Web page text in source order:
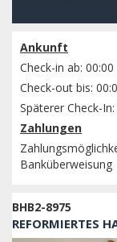
Ankunft
Check-in ab: 00:00
Check-out bis:
Späterer Check-In:
Zahlungen
Banküberweisung
BHB2-8975
REFORMIERTES